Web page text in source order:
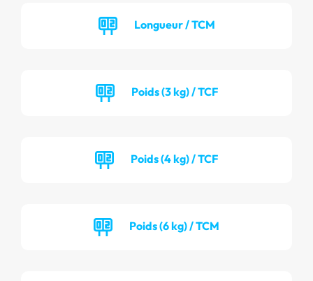
Longueur / TCM
Poids (3 kg) / TCF
Poids (4 kg) / TCF
Poids (6 kg) / TCM